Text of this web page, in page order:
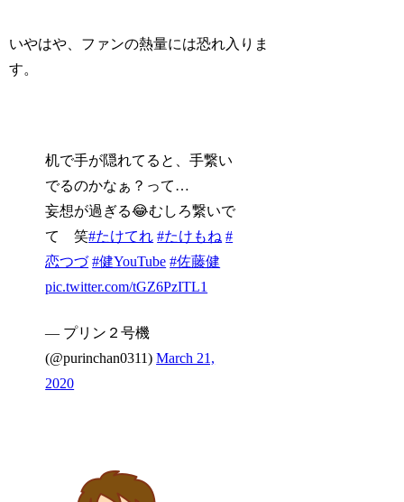
いやはや、ファンの熱量には恐れ入りま
す。
机で手が隠れてると、手繋い
でるのかなぁ？って…
妄想が過ぎる😂むしろ繋いで
て 笑#たけてれ #たけもね #
恋つづ #健YouTube #佐藤健
pic.twitter.com/tGZ6PzITL1
— プリン２号機
(@purinchan0311)March 21,
2020